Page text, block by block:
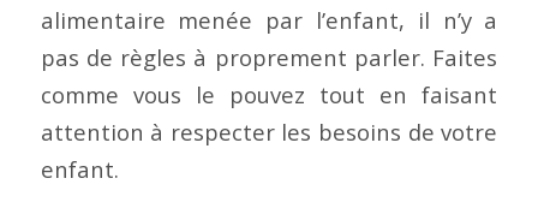
alimentaire menée par l’enfant, il n’y a
pas de règles à proprement parler. Faites
comme vous le pouvez tout en faisant
attention à respecter les besoins de votre
enfant.